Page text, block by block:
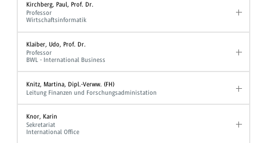
Kirchberg, Paul, Prof. Dr.
Professor
Wirtschaftsinformatik
Klaiber, Udo, Prof. Dr.
Professor
BWL - International Business
Knitz, Martina, Dipl.-Verww. (FH)
Leitung Finanzen und Forschungsadministation
Knor, Karin
Sekretariat
International Office